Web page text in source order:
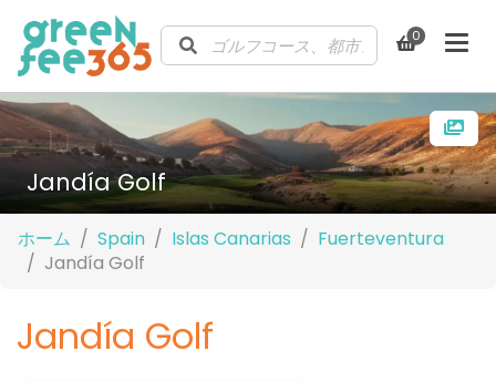
0
Jandía Golf
ホーム Spain Islas Canarias
Fuerteventura
Jandía Golf
Jandía Golf